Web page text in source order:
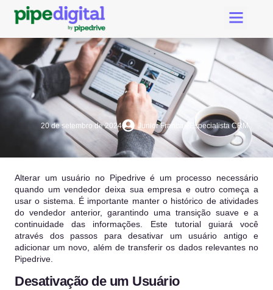
20 de setembro de 2024 Junior Franca - Especialista CRM
Alterar um usuário no Pipedrive é um processo necessário
quando um vendedor deixa sua empresa e outro começa a
usar o sistema. É importante manter o histórico de atividades
do vendedor anterior, garantindo uma transição suave e a
continuidade das informações. Este tutorial guiará você
através dos passos para desativar um usuário antigo e
adicionar um novo, além de transferir os dados relevantes no
Pipedrive.
Desativação de um Usuário